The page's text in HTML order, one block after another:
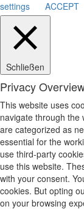
settings
ACCEPT
Schließen
Privacy
This website uses
navigate through the
are categorized as
essential for the
use third-party
use this website.
with your consent.
cookies. But opting
on your browsing